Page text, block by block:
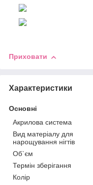
Приховати
Характеристики
Основні
Акрилова система
Вид матеріалу для
нарощування нігтів
Об`єм
Термін зберігання
Колір